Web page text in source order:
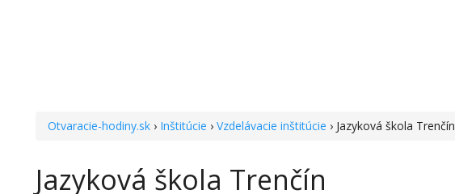
Otvaracie-hodiny.sk › Inštitúcie ›Vzdelávacie inštitúcie › Jazyková škola Trenčín
Jazyková škola Trenčín